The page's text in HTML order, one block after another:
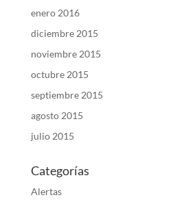
enero 2016
diciembre 2015
noviembre 2015
octubre 2015
septiembre 2015
agosto 2015
julio 2015
Categorías
Alertas